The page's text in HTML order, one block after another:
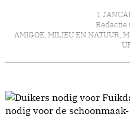
1
Redactie
AMIGOE, MILIEU EN NATUUR,
nodig voor de